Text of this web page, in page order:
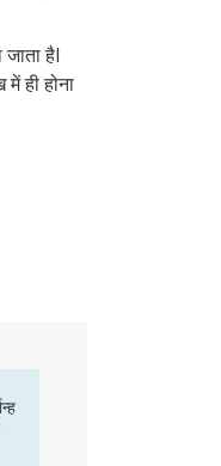
हैI
ही होना